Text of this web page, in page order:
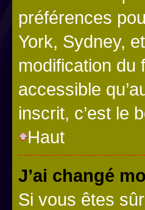
préférences
York, Sydney,
modification du
accessible
inscrit, c’est le
Haut
J’ai changé
Si vous êtes